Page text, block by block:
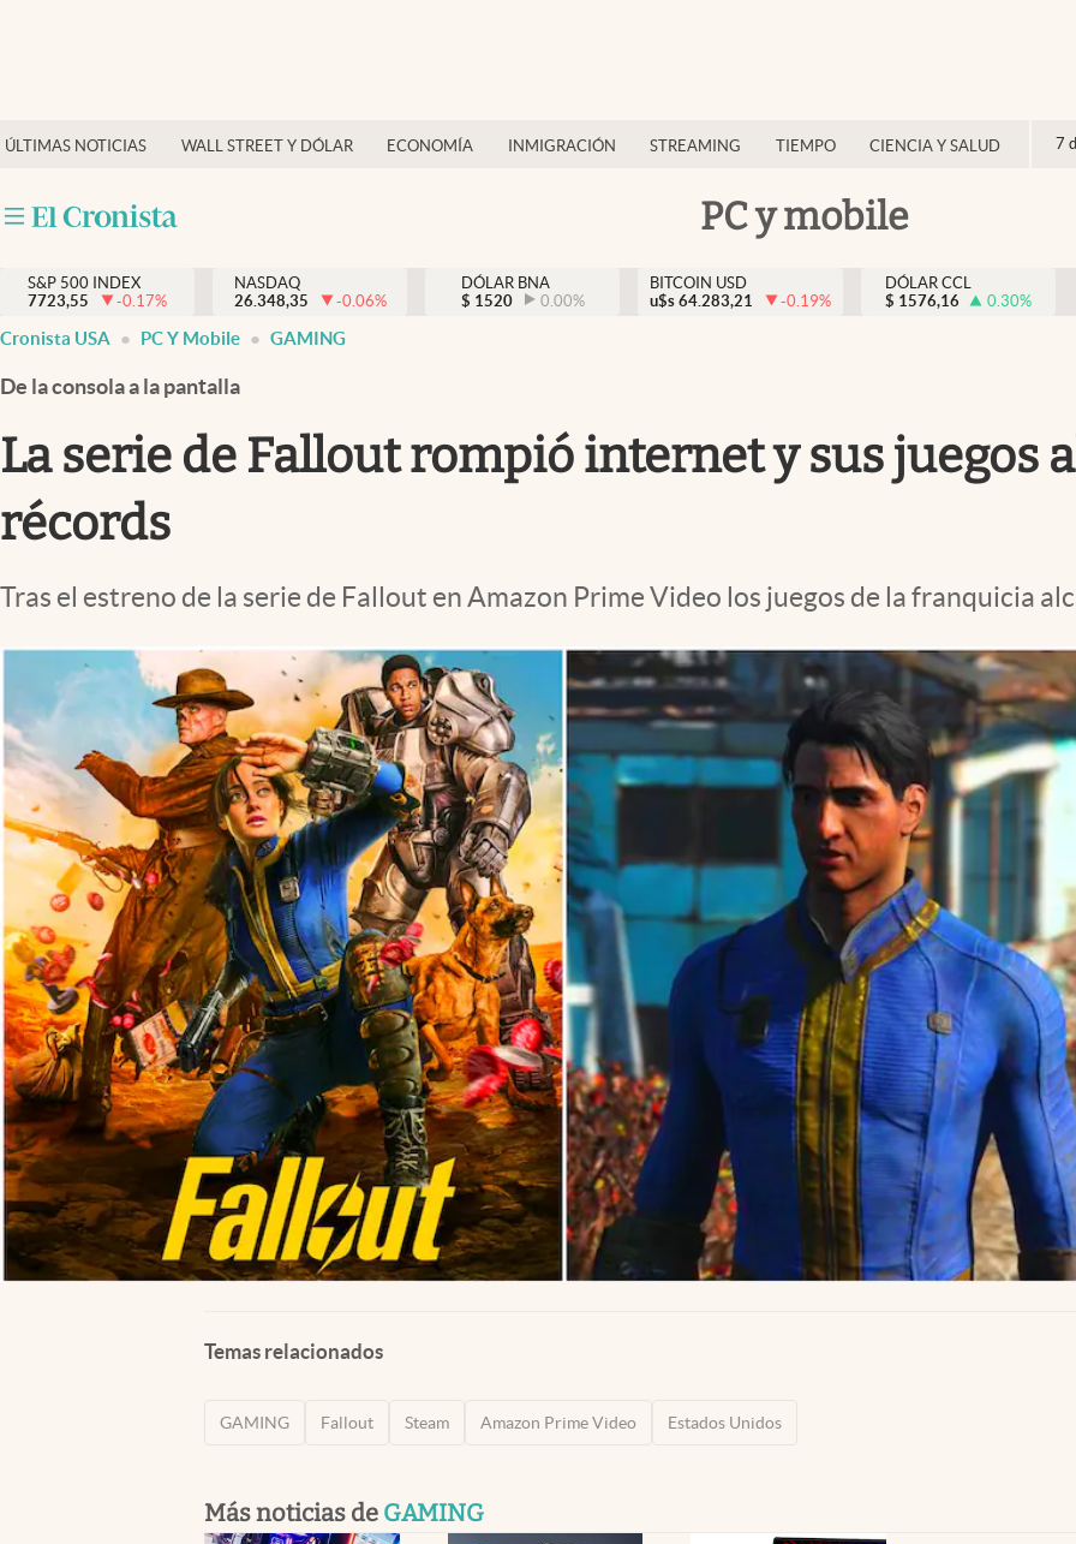
ÚLTIMAS NOTICIAS WALL STREET Y DÓLAR ECONOMÍA INMIGRACIÓN STREAMING TIEMPO CIENCIA Y SALUD 7
PC y mobile
Finanzas y economía
Inmigración
Trending
Streaming
PC y mobile
S&P 500 INDEX
7723,55
-0.17%
NASDAQ
26.348,35
-0.06%
DÓLAR BNA
$ 1520 0.00%
BITCOIN USD
u$s 64.283,21 -0.19%
DÓLAR CCL
$ 1576,16 0.30%
Cronista USA PC Y Mobile GAMING
De la consola a la pantalla
La serie de Fallout rompió internet y sus juegos
récords
Tras el estreno de la serie de Fallout en Amazon Prime Video los juegos de la franquicia
Temas relacionados
GAMING Fallout Steam Amazon Prime Video Estados Unidos
Más noticias de GAMING